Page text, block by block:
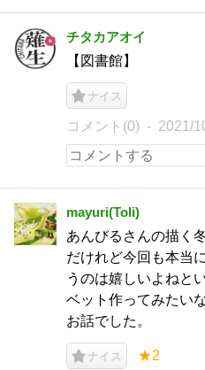
チタカアオイ
【図書館】
ナイス
コメント(0) 2021/
mayuri(Toli)
あんびるさんの描く
だけれど今回も本当
うのは嬉しいよねと
ベット作ってみたい
お話でした。
ナイス ★2